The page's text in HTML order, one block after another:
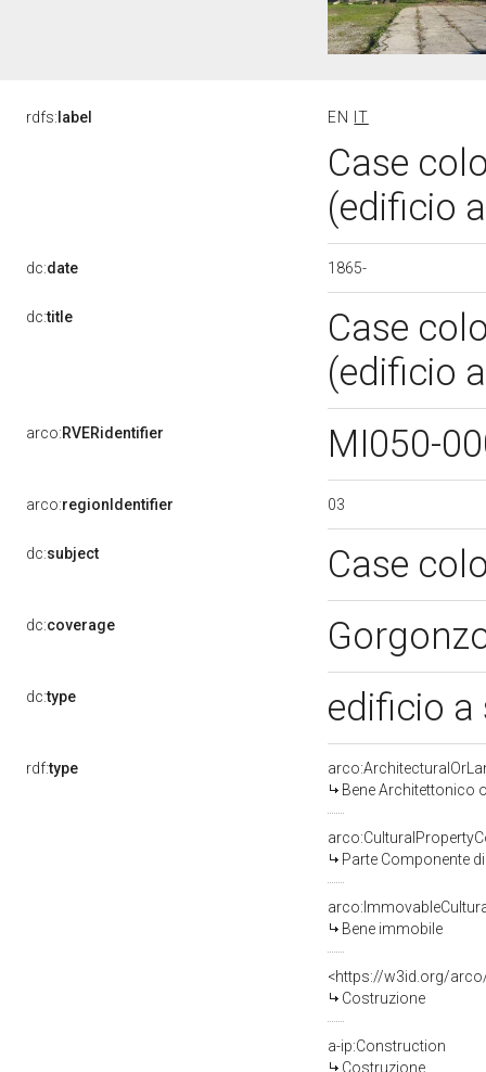
rdfs: label EN IT
Case
(edificio
dc:date 1865-
dc:title
Case
(edificio
arco:RVERidentifier MI050-
arco:regionIdentifier 03
dc:subject Case
dc:coverage
dc:type edificio
rdf:type
Bene Architettonico
Parte Componente
Bene immobile
<https://w3id.org/
Costruzione
a-ip:Construction
Costruzione